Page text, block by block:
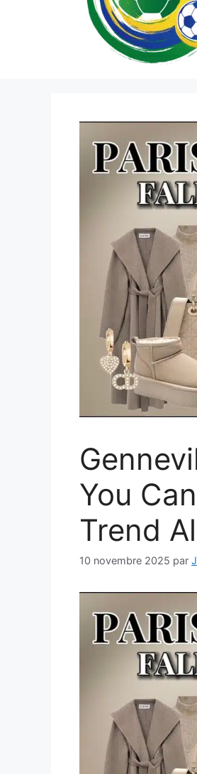
You
Trend
10 novembre 2025 par